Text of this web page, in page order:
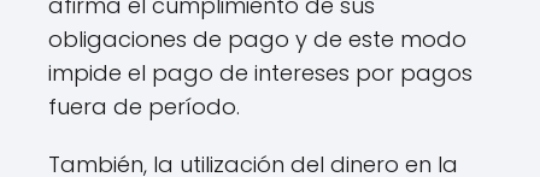
obligaciones de pago y de este modo
impide el pago de intereses por pagos
fuera de período.
También, la utilización del dinero en la